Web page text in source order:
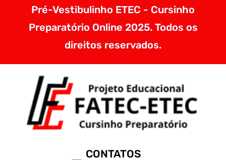
Pré-Vestibulinho ETEC - Cursinho
Preparatório Online 2025. Todos os
direitos reservados.
CONTATOS